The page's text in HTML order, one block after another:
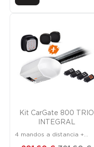
¡SOLO EN LÍNEA!
Promoción
Kit CarGate 800 TRIO
INTEGRAL
4 mandos a distancia +